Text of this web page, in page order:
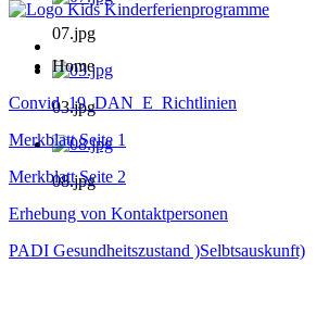
07.jpg
03.jpg
08.jpg
Home
Convid_19_DAN_E_Richtlinien
Merkblatt Seite 1
Merkblatt Seite 2
Erhebung von Kontaktpersonen
PADI Gesundheitszustand )Selbtsauskunft)